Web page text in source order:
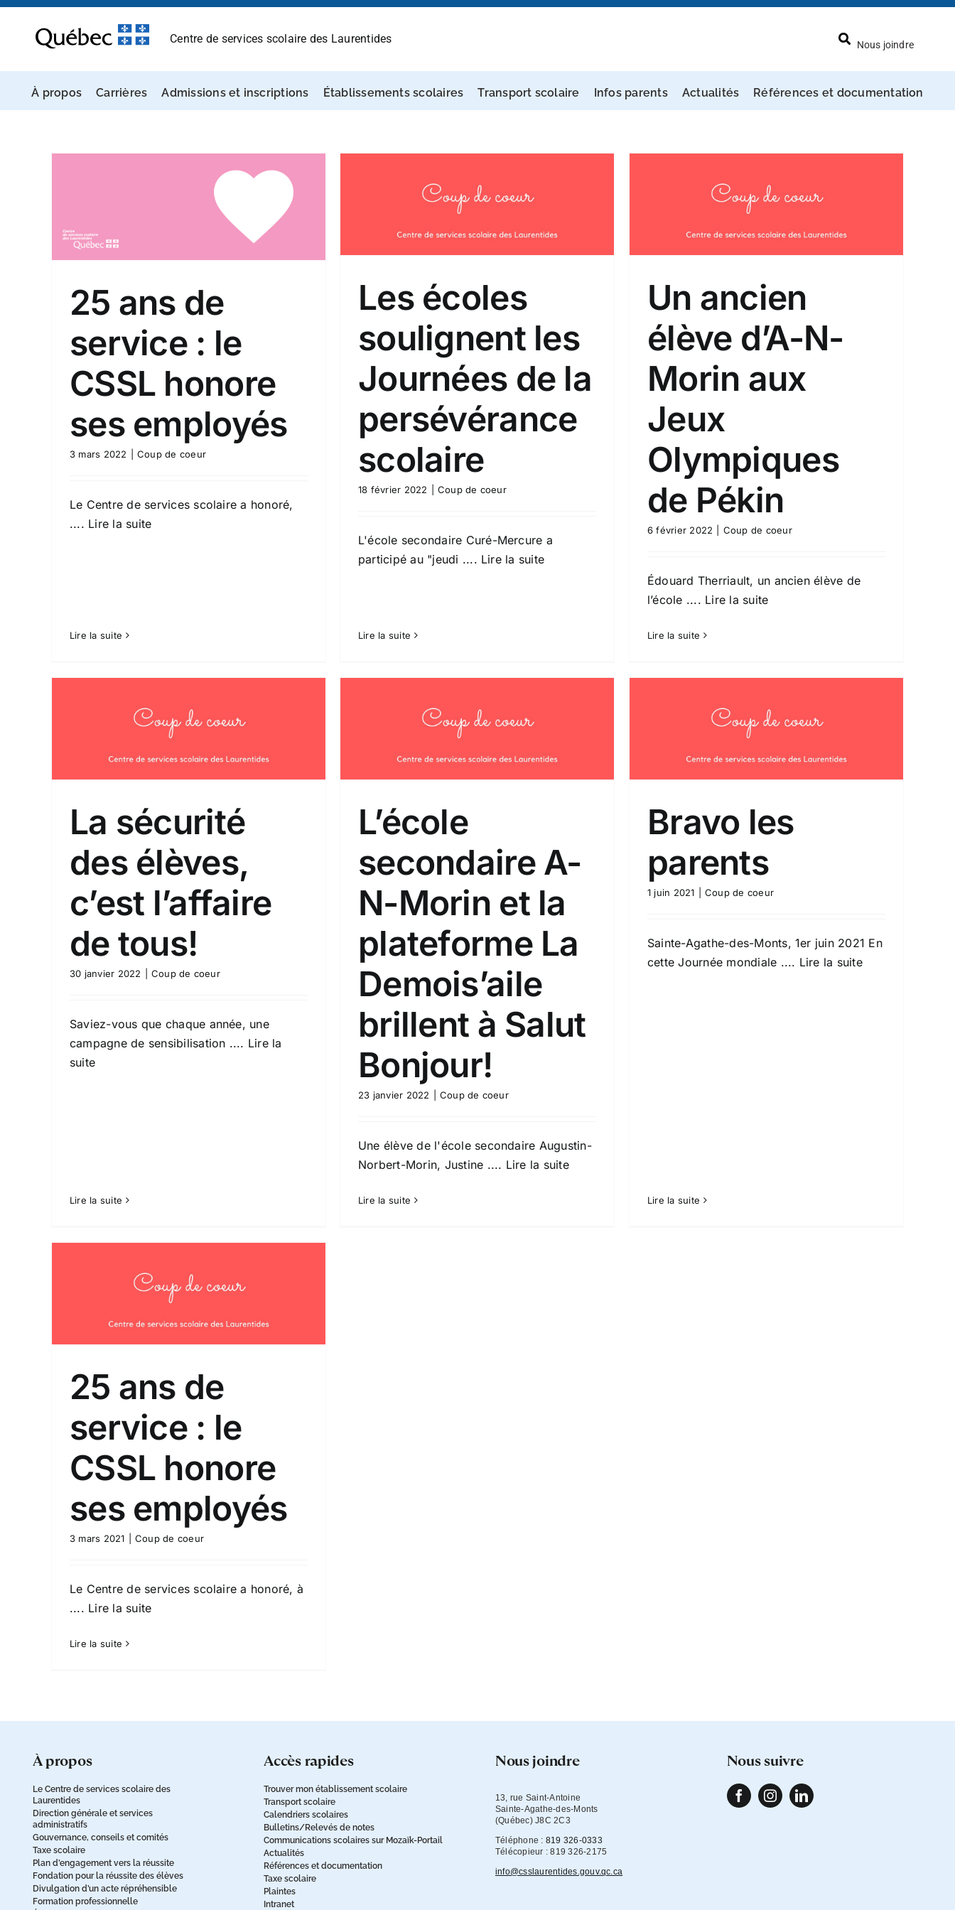
Passer
contenu
Centre de services scolaire des Laurentides Nous joindre
À propos Carrières Admissions et inscriptions Établissements scolaires Transport scolaire Infos parents Actualités Références et documentation
25 ans de
service : le
CSSL honore
ses employés
3 mars 2022 Coup de coeur
Le Centre de services scolaire a honoré,
.... Lire la suite
Lire la suite
Les écoles soulignent les
Journées de la
persévérance scolaire
Les écoles
soulignent les
Journées de la
persévérance
scolaire
18 février 2022 Coup de coeur
L'école secondaire Curé-Mercure a
participé au "jeudi .... Lire la suite
Lire la suite
Un ancien élève d’A-N-Morin
aux Jeux Olympiques de
Pékin
Un ancien
élève d’A-N-
Morin aux
Jeux
Olympiques
de Pékin
6 février 2022 Coup de coeur
Édouard Therriault, un ancien élève de
l’école .... Lire la suite
Lire la suite
La sécurité
des élèves,
c’est l’affaire
de tous!
30 janvier 2022 Coup de coeur
Saviez-vous que chaque année, une
campagne de sensibilisation .... Lire la
suite
Lire la suite
L’école secondaire A-N-
Morin et la plateforme La
Bonjour!
L’école
secondaire A-
N-Morin et la
plateforme La
Demois’aile
brillent à Salut
Bonjour!
23 janvier 2022 Coup de coeur
Une élève de l'école secondaire Augustin-
Norbert-Morin, Justine .... Lire la suite
Lire la suite
Bravo les parents
Coup de coeur
Bravo les
parents
1 juin 2021 Coup de coeur
Sainte-Agathe-des-Monts, 1er juin 2021 En
cette Journée mondiale .... Lire la suite
Lire la suite
25 ans de
service : le
CSSL honore
ses employés
3 mars 2021 Coup de coeur
Le Centre de services scolaire a honoré, à
.... Lire la suite
Lire la suite
à propos
Le Centre de services scolaire des
Laurentides
Direction générale et services
administratifs
Gouvernance, conseils et comités
Taxe scolaire
Plan d’engagement vers la réussite
Fondation pour la réussite des élèves
Divulgation d’un acte répréhensible
Formation professionnelle
accès rapides
Trouver mon établissement scolaire
Transport scolaire
Calendriers scolaires
Bulletins/Relevés de notes
Communications scolaires sur Mozaïk-Portail
Actualités
Références et documentation
Taxe scolaire
Plaintes
Intranet
nous joindre
13, rue Saint-Antoine
Sainte-Agathe-des-Monts
(Québec) J8C 2C3
Téléphone : 819 326-0333
Télécopieur : 819 326-2175
info@csslaurentides.gouv.qc.ca
nous suivre